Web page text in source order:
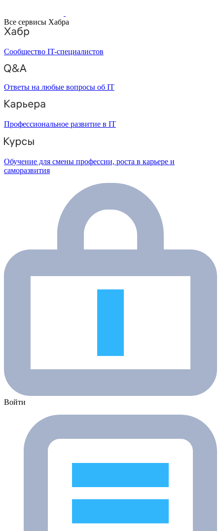
Все сервисы Хабра
Сообщество IT-специалистов
Ответы на любые вопросы об IT
Профессиональное развитие в IT
Обучение для смены профессии, роста в карьере и
саморазвития
Войти